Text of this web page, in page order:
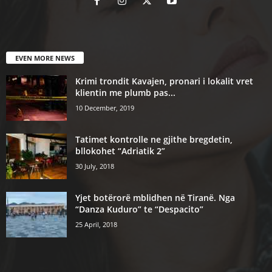
EVEN MORE NEWS
Krimi trondit Kavajen, pronari i lokalit vret
klientin me plumb pas...
10 December, 2019
Tatimet kontrolle ne gjithe bregdetin,
bllokohet “Adriatik 2”
30 July, 2018
Yjet botërorë mblidhen në Tiranë. Nga
“Danza Kuduro” te “Despacito”
25 April, 2018